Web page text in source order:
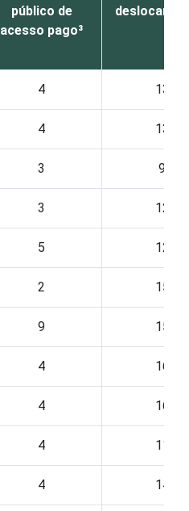
público de
acesso pago³
4 13
4 13
3 9
3 12
5 12
2 15
9 15
4 16
4 16
4 11
4 14